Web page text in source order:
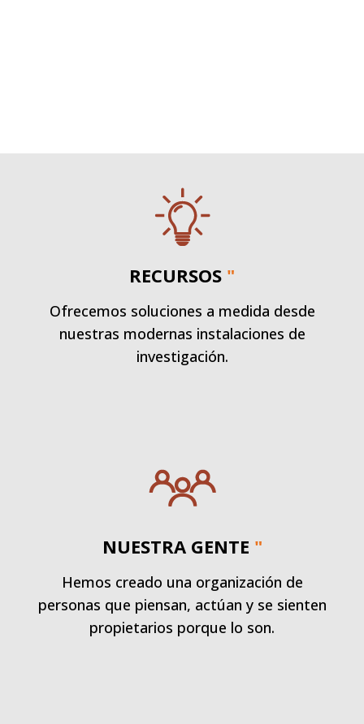
RECURSOS "
Ofrecemos soluciones a medida desde
nuestras modernas instalaciones de
investigación.
NUESTRA GENTE "
Hemos creado una organización de
personas que piensan, actúan y se sienten
propietarios porque lo son.